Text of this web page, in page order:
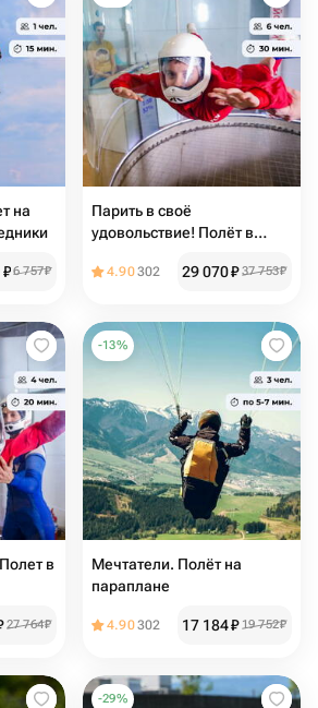
на
₽6 757₽
Парить в своё
удовольствие! Полёт в
4.90302 29 070₽ 37 753₽
в
27 764₽
-13%
Мечтатели. Полёт на
параплане
4.90302 17 184₽ 19 752₽
-29%